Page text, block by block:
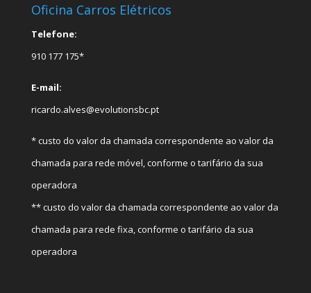
Oficina Carros Elétricos
Telefone:
910 177 175*
E-mail:
ricardo.alves@evolutionsbc.pt
* custo do valor da chamada correspondente ao valor da
chamada para rede móvel, conforme o tarifário da sua
operadora
** custo do valor da chamada correspondente ao valor da
chamada para rede fixa, conforme o tarifário da sua
operadora